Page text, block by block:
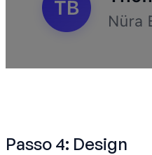
Passo 4: Design